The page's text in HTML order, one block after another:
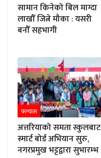
सामान किनेको बिल माग्दा
लाखौँ जित्ने मौका : यसरी
बनौँ सहभागी
फ्ल्यास
अत्तरियाको समता स्कुलबाट
स्मार्ट बोर्ड अभियान सुरु,
नगरप्रमुख भट्टद्वारा सुभारम्भ